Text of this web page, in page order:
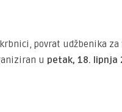
povrat udžbenika za
u petak, 18. lipnja